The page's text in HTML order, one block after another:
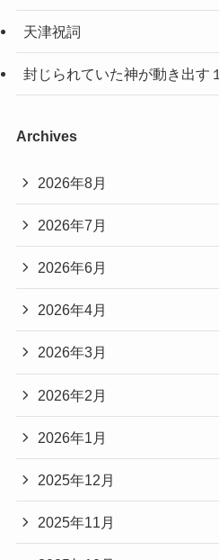
天津祝詞
封じられていた神が動き出す１
Archives
2026年8月
2026年7月
2026年6月
2026年4月
2026年3月
2026年2月
2026年1月
2025年12月
2025年11月